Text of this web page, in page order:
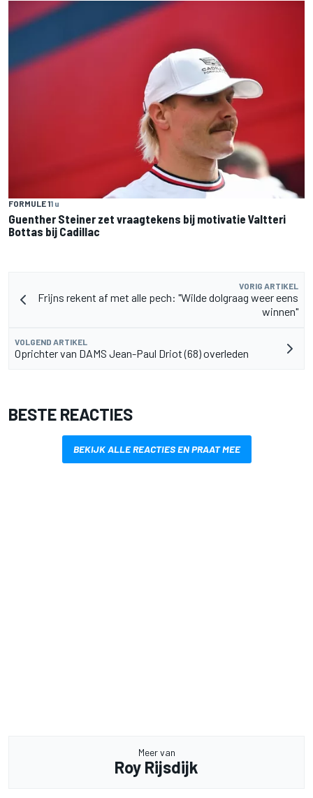
FORMULE 11 u
Guenther Steiner zet vraagtekens bij motivatie Valtteri
Bottas bij Cadillac
VORIG ARTIKEL
Frijns rekent af met alle pech: "Wilde dolgraag weer eens
winnen"
VOLGEND ARTIKEL
Oprichter van DAMS Jean-Paul Driot (68) overleden
BESTE REACTIES
BEKIJK ALLE REACTIES EN PRAAT MEE
Meer van
Roy Rijsdijk